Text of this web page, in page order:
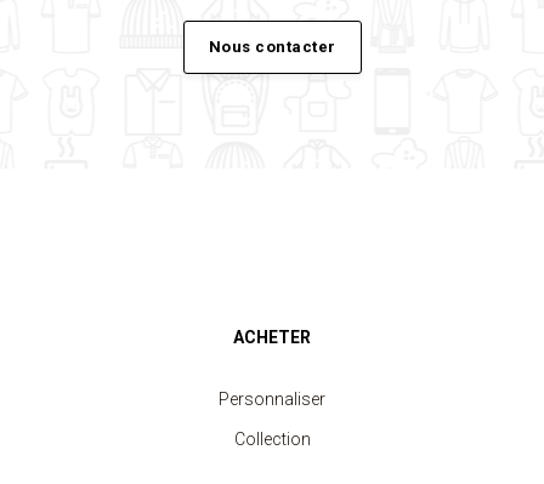
Nous contacter
ACHETER
Personnaliser
Collection